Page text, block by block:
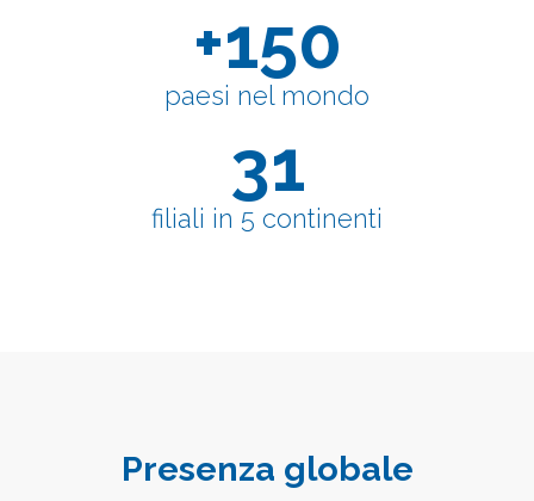
+150
paesi nel mondo
31
filiali in 5 continenti
Presenza globale